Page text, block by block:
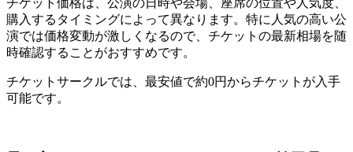
チケット価格は、公演の日時や会場、座席の位置や人気度、
購入するタイミングによって異なります。特に人気の高い公
演では価格変動が激しくなるので、チケットの最新相場を随
時確認することがおすすめです。
チケットサークルでは、最安値で約0円からチケットが入手
可能です。